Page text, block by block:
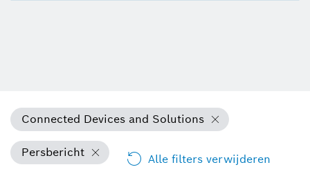
Connected Devices and Solutions
Persbericht Alle filters verwijderen